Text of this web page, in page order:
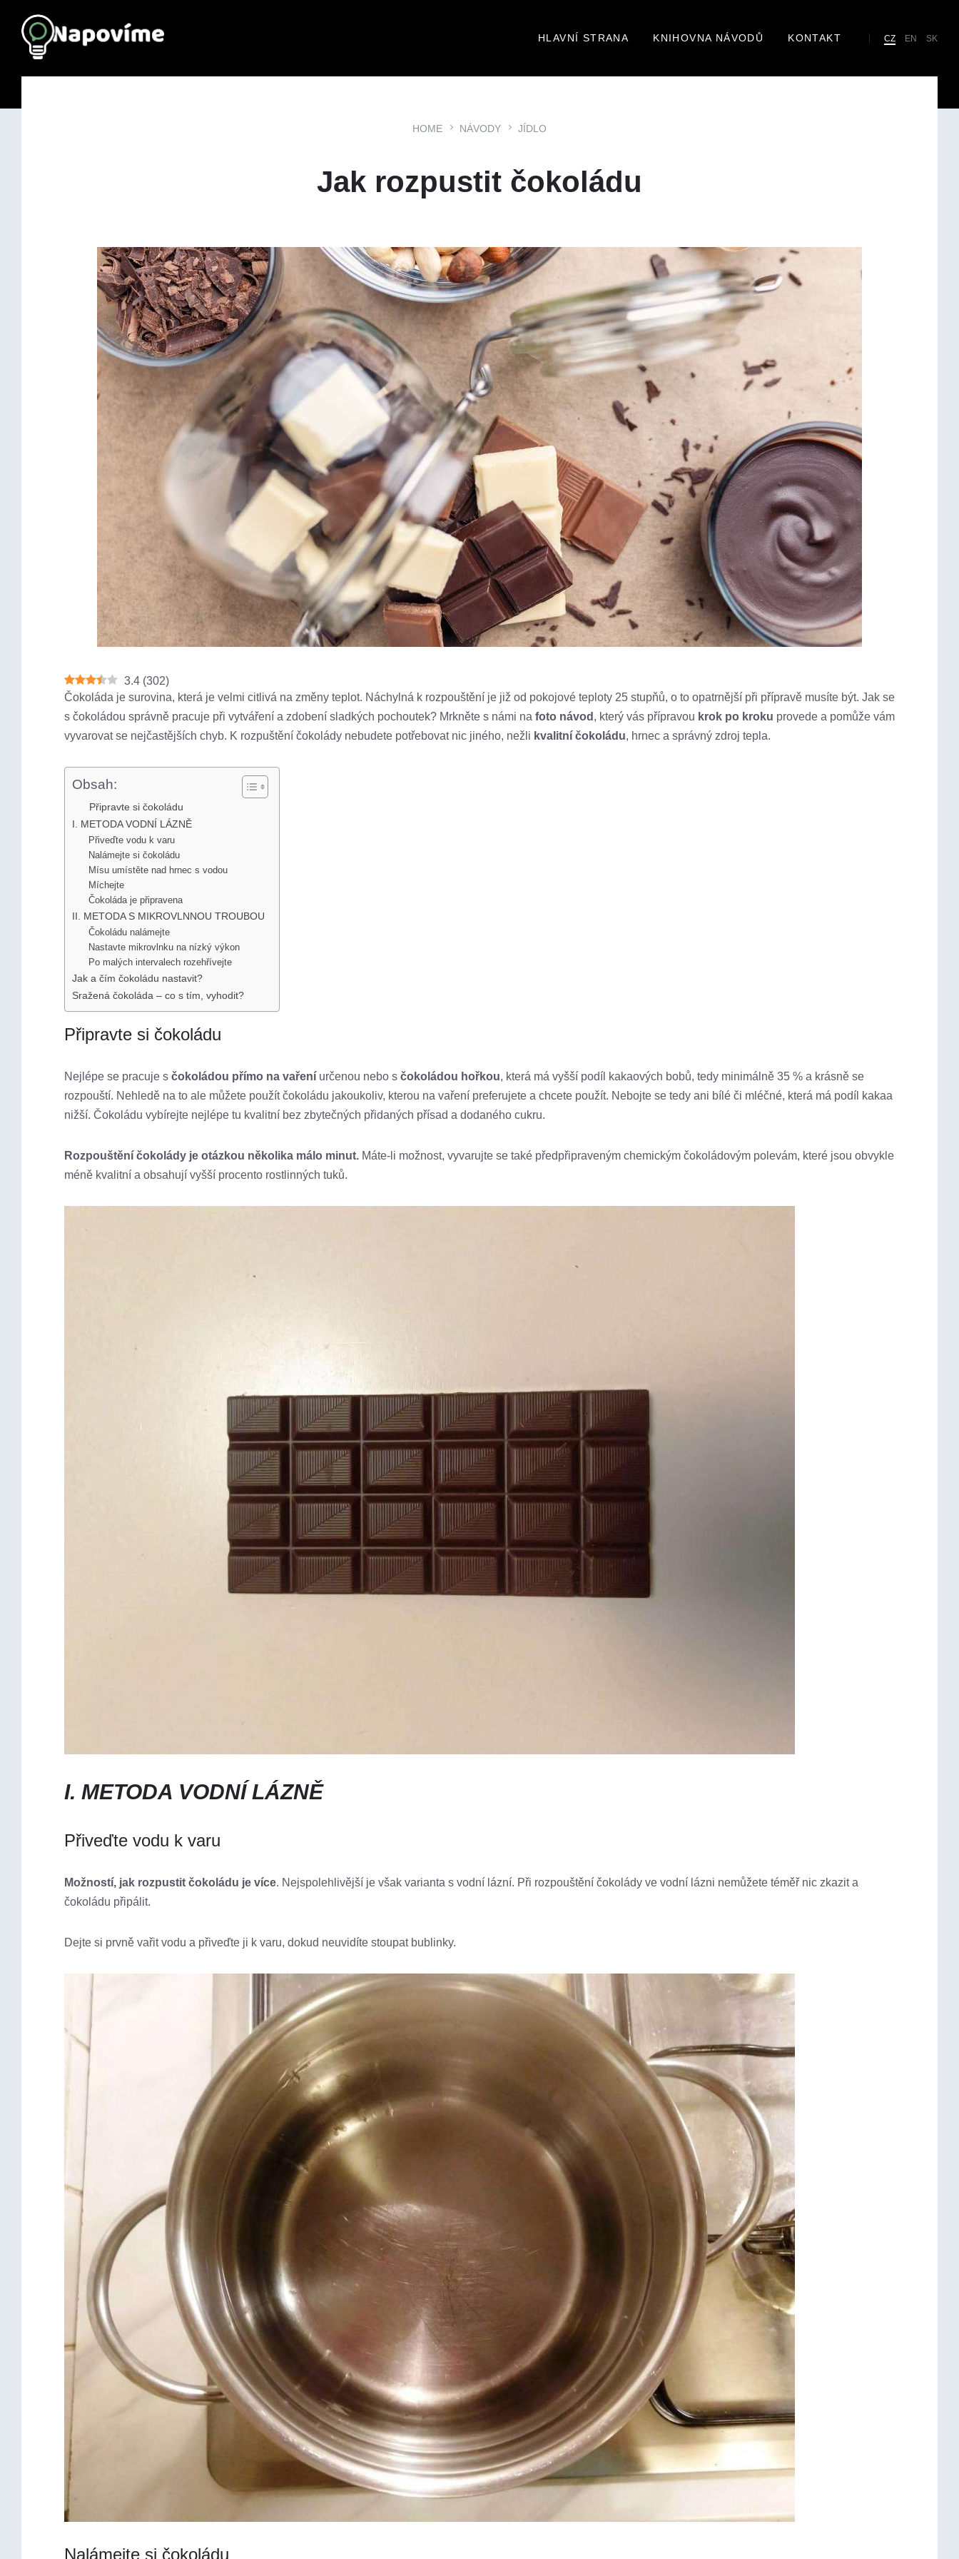
HLAVNÍ STRANA KNIHOVNA NÁVODŮ KONTAKT CZ EN SK
HOME NÁVODY JÍDLO
Jak rozpustit čokoládu
3.4 (302)
Čokoláda je surovina, která je velmi citlivá na změny teplot. Náchylná k rozpouštění je již od pokojové teploty 25 stupňů, o to opatrnější při přípravě musíte být. Jak se
s čokoládou správně pracuje při vytváření a zdobení sladkých pochoutek? Mrkněte s námi na foto návod , který vás přípravou krok po kroku provede a pomůže vám
vyvarovat se nejčastějších chyb. K rozpuštění čokolády nebudete potřebovat nic jiného, nežli kvalitní čokoládu, hrnec a správný zdroj tepla.
Obsah:
Připravte si čokoládu
I. METODA VODNÍ LÁZNĚ
Přiveďte vodu k varu
Nalámejte si čokoládu
Mísu umístěte nad hrnec s vodou
Míchejte
Čokoláda je připravena
II. METODA S MIKROVLNNOU TROUBOU
Čokoládu nalámejte
Nastavte mikrovlnku na nízký výkon
Po malých intervalech rozehřívejte
Jak a čím čokoládu nastavit?
Sražená čokoláda – co s tím, vyhodit?
Připravte si čokoládu
Nejlépe se pracuje s čokoládou přímo na vaření určenou nebo s čokoládou hořkou, která má vyšší podíl kakaových bobů, tedy minimálně 35 % a krásně se
rozpouští. Nehledě na to ale můžete použít čokoládu jakoukoliv, kterou na vaření preferujete a chcete použít. Nebojte se tedy ani bílé či mléčné, která má podíl kakaa
nižší. Čokoládu vybírejte nejlépe tu kvalitní bez zbytečných přidaných přísad a dodaného cukru.
Rozpouštění čokolády je otázkou několika málo minut. Máte-li možnost, vyvarujte se také předpřipraveným chemickým čokoládovým polevám, které jsou obvykle
méně kvalitní a obsahují vyšší procento rostlinných tuků.
I. METODA VODNÍ LÁZNĚ
Přiveďte vodu k varu
Možností, jak rozpustit čokoládu je více. Nejspolehlivější je však varianta s vodní lázní. Při rozpouštění čokolády ve vodní lázni nemůžete téměř nic zkazit a
čokoládu připálit.
Dejte si prvně vařit vodu a přiveďte ji k varu, dokud neuvidíte stoupat bublinky.
Nalámejte si čokoládu